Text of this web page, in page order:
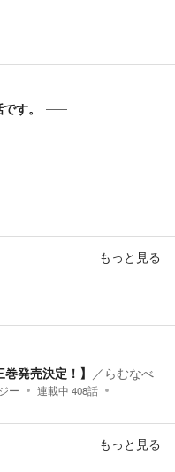
す。
もっと見る
発売決定！】 ／ らむなべ
ー 連載中 408話
もっと見る